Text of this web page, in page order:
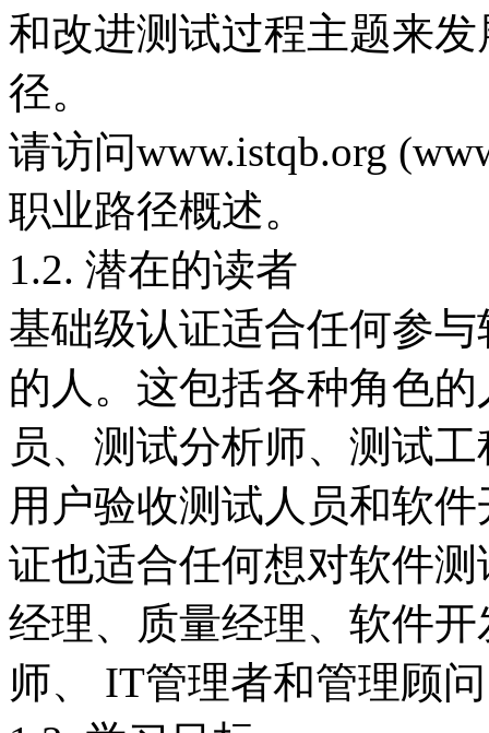
和改进测试过程主题来
径。
请访问www.istqb.org
职业路径概述。
1.2. 潜在的读者
基础级认证适合任何参
的人。这包括各种角色
员、测试分析师、测试
用户验收测试人员和软
证也适合任何想对软件
经理、质量经理、软件
师、 IT管理者和管理顾